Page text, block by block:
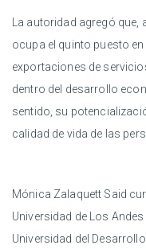
La autoridad agregó
ocupa el quinto puesto
exportaciones de
dentro del desarrollo
sentido, su
calidad de vida de las
Mónica Zalaquett Said
Universidad de Los
Universidad del